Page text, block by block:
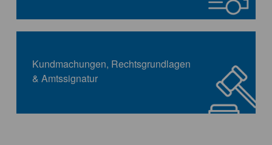
Kundmachungen, Rechtsgrundlagen
& Amtssignatur